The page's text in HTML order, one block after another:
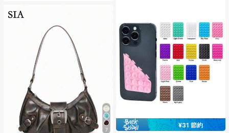
7
¥31 節約
#1 ベストセラー
に 吸引 携帯電話ホルダー